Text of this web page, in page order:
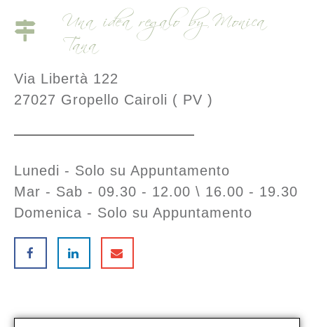
Una idea regalo by Monica
Tana
Via Libertà 122
27027 Gropello Cairoli ( PV )
Lunedi - Solo su Appuntamento
Mar - Sab - 09.30 - 12.00 \ 16.00 - 19.30
Domenica - Solo su Appuntamento